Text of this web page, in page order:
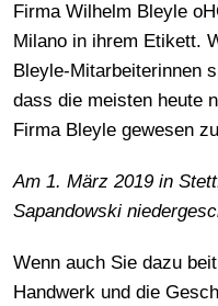
Firma Wilhelm Bleyle
Milano in ihrem Etikett.
Bleyle-Mitarbeiterinnen
dass die meisten heute
Firma Bleyle gewesen
Am 1. März 2019 in
Sapandowski
Wenn auch Sie dazu
Handwerk und die